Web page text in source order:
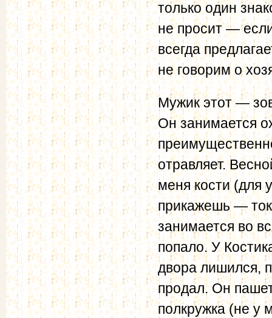
только один
не просит —
всегда
не говорим о
Мужик этот —
Он занимается
отравляет.
меня кости (для
прикажешь —
занимается во
попало. У
двора лишился,
продал. Он
полкружка (не у